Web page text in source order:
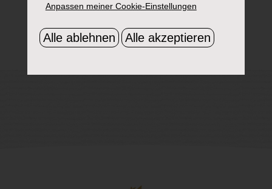
Anpassen meiner Cookie-Einstellungen
Alle ablehnen Alle akzeptieren